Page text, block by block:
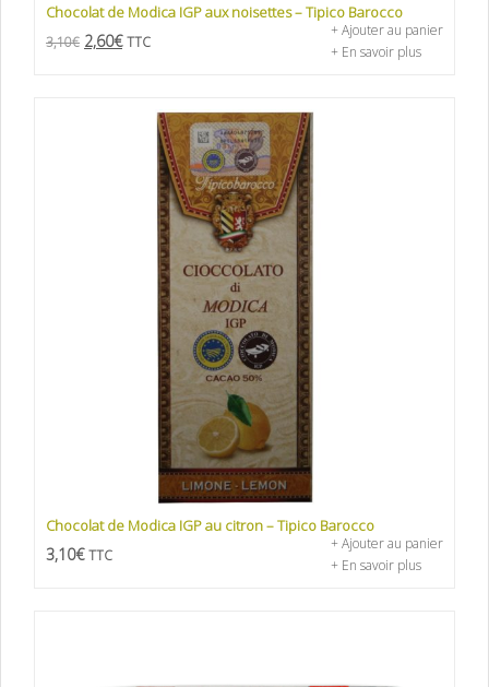
Chocolat de Modica IGP aux noisettes – Tipico Barocco
3,10€ 2,60€ TTC
+ Ajouter au panier
+ En savoir plus
Chocolat de Modica IGP au citron – Tipico Barocco
3,10€ TTC
+ Ajouter au panier
+ En savoir plus